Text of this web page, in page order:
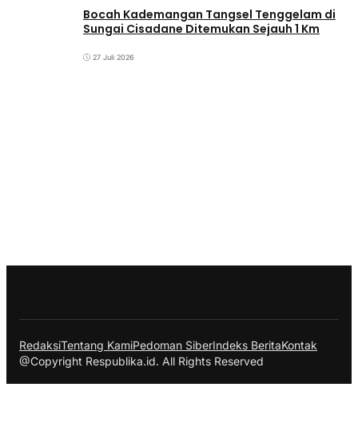
Bocah Kademangan Tangsel Tenggelam di
Sungai Cisadane Ditemukan Sejauh 1 Km
27 Juli 2026
RedaksiTentang KamiPedoman SiberIndeks BeritaKontak
@Copyright Respublika.id. All Rights Reserved